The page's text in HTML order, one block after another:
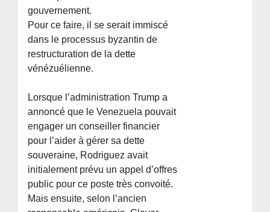
gouvernement.
Pour ce faire, il se serait immiscé
dans le processus byzantin de
restructuration de la dette
vénézuélienne.
Lorsque l’administration Trump a
annoncé que le Venezuela pouvait
engager un conseiller financier
pour l’aider à gérer sa dette
souveraine, Rodriguez avait
initialement prévu un appel d’offres
public pour ce poste très convoité.
Mais ensuite, selon l’ancien